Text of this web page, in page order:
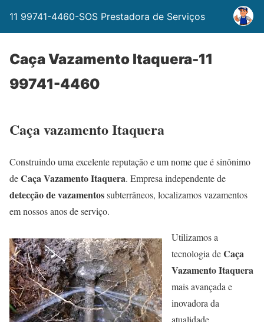
11 99741-4460-SOS Prestadora de Serviços
Caça Vazamento Itaquera-11
99741-4460
Caça vazamento Itaquera
Construindo uma excelente reputação e um nome que é sinônimo
deCaça Vazamento Itaquera. Empresa independente de
detecção de vazamentossubterrâneos, localizamos vazamentos
em nossos anos de serviço.
Utilizamos a
tecnologia deCaça
Vazamento Itaquera
mais avançada e
inovadora da
atualidade,